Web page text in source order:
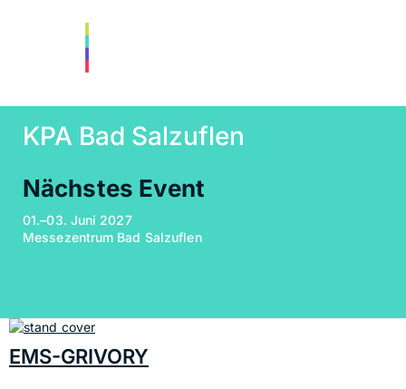
KPA Bad Salzuflen
Nächstes Event
01.–03. Juni 2027
Messezentrum Bad Salzuflen
EMS-GRIVORY